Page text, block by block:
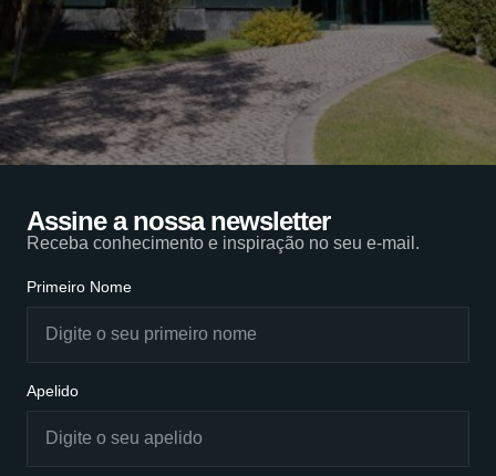
Assine a nossa newsletter
Receba conhecimento e inspiração no seu e-mail.
Primeiro Nome
Apelido